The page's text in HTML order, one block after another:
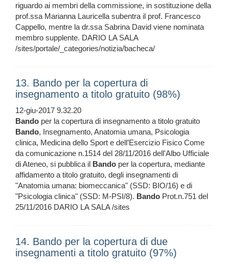
riguardo ai membri della commissione, in sostituzione della
prof.ssa Marianna Lauricella subentra il prof. Francesco
Cappello, mentre la dr.ssa Sabrina David viene nominata
membro supplente. DARIO LA SALA
/sites/portale/_categories/notizia/bacheca/
13. Bando per la copertura di
insegnamento a titolo gratuito (98%)
12-giu-2017 9.32.20
Bando per la copertura di insegnamento a titolo gratuito
Bando, Insegnamento, Anatomia umana, Psicologia
clinica, Medicina dello Sport e dell’Esercizio Fisico Come
da comunicazione n.1514 del 28/11/2016 dell'Albo Ufficiale
di Ateneo, si pubblica il Bando per la copertura, mediante
affidamento a titolo gratuito, degli insegnamenti di
"Anatomia umana: biomeccanica" (SSD: BIO/16) e di
"Psicologia clinica" (SSD: M-PSI/8). Bando Prot.n.751 del
25/11/2016 DARIO LA SALA /sites
14. Bando per la copertura di due
insegnamenti a titolo gratuito (97%)